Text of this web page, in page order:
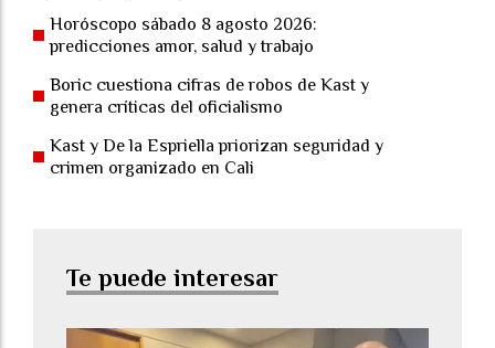
Horóscopo sábado 8 agosto 2026:
predicciones amor, salud y trabajo
Boric cuestiona cifras de robos de Kast y
genera críticas del oficialismo
Kast y De la Espriella priorizan seguridad y
crimen organizado en Cali
Te puede interesar